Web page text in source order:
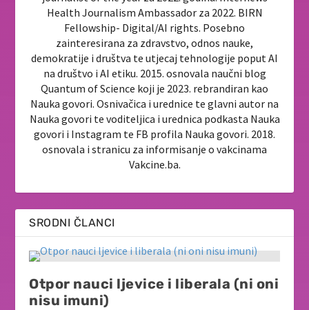
Health Journalism Ambassador za 2022. BIRN
Fellowship- Digital/AI rights. Posebno
zainteresirana za zdravstvo, odnos nauke,
demokratije i društva te utjecaj tehnologije poput AI
na društvo i AI etiku. 2015. osnovala naučni blog
Quantum of Science koji je 2023. rebrandiran kao
Nauka govori. Osnivačica i urednice te glavni autor na
Nauka govori te voditeljica i urednica podkasta Nauka
govori i Instagram te FB profila Nauka govori. 2018.
osnovala i stranicu za informisanje o vakcinama
Vakcine.ba.
SRODNI ČLANCI
Otpor nauci ljevice i liberala (ni oni
nisu imuni)